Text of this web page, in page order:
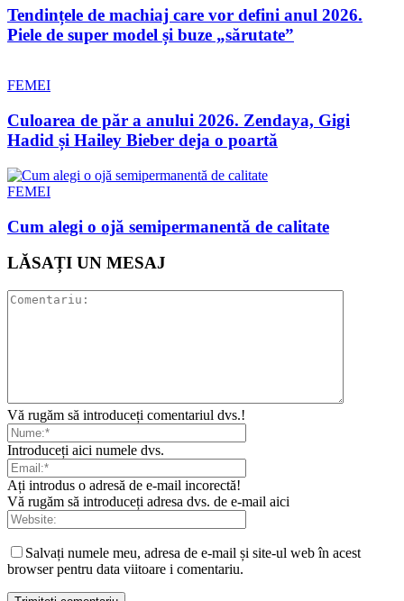
Tendințele de machiaj care vor defini anul 2026.
Piele de super model și buze „sărutate”
FEMEI
Culoarea de păr a anului 2026. Zendaya, Gigi
Hadid și Hailey Bieber deja o poartă
FEMEI
Cum alegi o ojă semipermanentă de calitate
LĂSAȚI UN MESAJ
Vă rugăm să introduceți comentariul dvs.!
Introduceți aici numele dvs.
Ați introdus o adresă de e-mail incorectă!
Vă rugăm să introduceți adresa dvs. de e-mail aici
Salvați numele meu, adresa de e-mail și site-ul web în acest
browser pentru data viitoare i comentariu.